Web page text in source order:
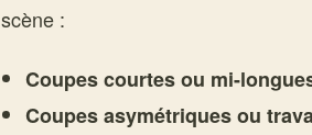
scène :
Coupes courtes ou mi-
Coupes asymétriques ou